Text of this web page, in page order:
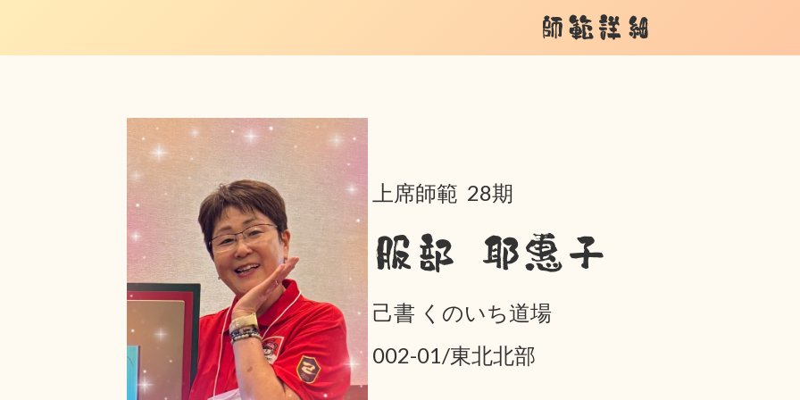
師範詳細
上席師範 28期
服部 耶惠子
己書 くのいち道場
002-01/東北北部